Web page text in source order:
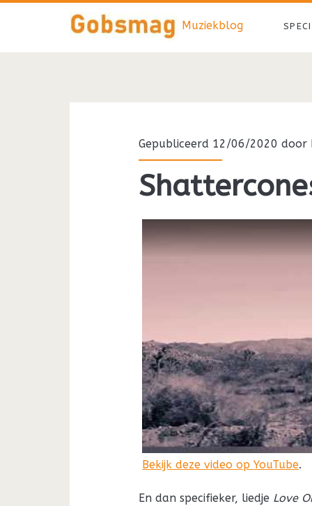
Muziekblog
Gepubliceerd 12/06/2020 door
Bekijk deze video op YouTube.
En dan specifieker, liedje Love